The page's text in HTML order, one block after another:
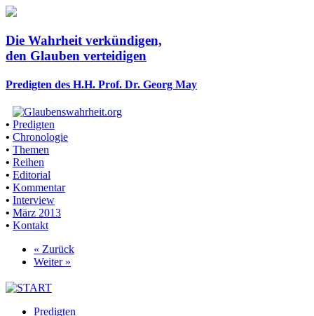
Die Wahrheit verkündigen,
den Glauben verteidigen
Predigten des H.H. Prof. Dr. Georg May
• Predigten
• Chronologie
• Themen
• Reihen
• Editorial
• Kommentar
• Interview
• März 2013
• Kontakt
« Zurück
Weiter »
Predigten